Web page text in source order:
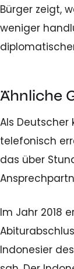
Bürger zeigt,
weniger
Ähnliche
Als
telefonisch
das über
Im Jahr 2018
Indonesier